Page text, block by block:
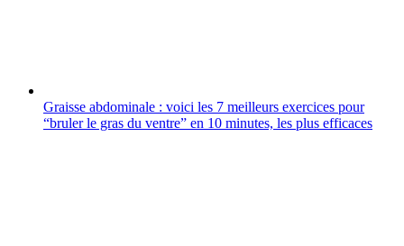
Graisse abdominale : voici les 7 meilleurs exercices pour
“bruler le gras du ventre” en 10 minutes, les plus efficaces